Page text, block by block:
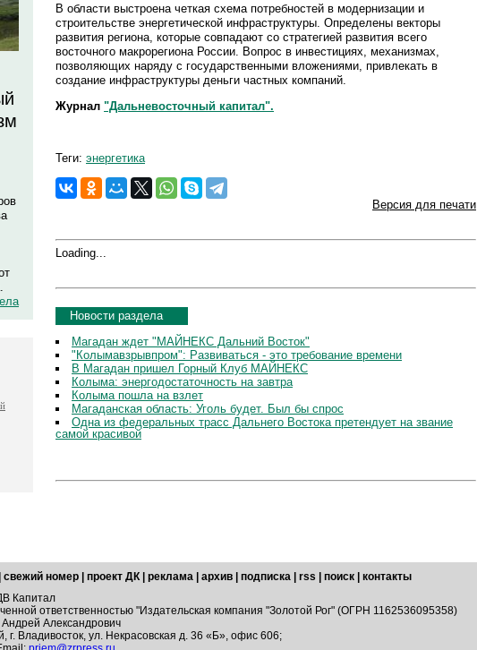
В области выстроена четкая схема потребностей в модернизации и
строительстве энергетической инфраструктуры. Определены векторы
развития региона, которые совпадают со стратегией развития всего
восточного макрорегиона России. Вопрос в инвестициях, механизмах,
позволяющих наряду с государственными вложениями, привлекать в
создание инфраструктуры деньги частных компаний.
Журнал "Дальневосточный капитал".
Теги: энергетика
Версия для печати
Loading...
Новости раздела
Магадан ждет "МАЙНЕКС Дальний Восток"
"Колымавзрывпром": Развиваться - это требование времени
В Магадан пришел Горный Клуб МАЙНЕКС
Колыма: энергодостаточность на завтра
Колыма пошла на взлет
Магаданская область: Уголь будет. Был бы спрос
Одна из федеральных трасс Дальнего Востока претендует на звание
самой красивой
свежий номер проект ДК реклама архив подписка rss поиск
контакты
Капитал
ответственностью "Издательская компания "Золотой Рог" (ОГРН 1162536095358)
Андрей Александрович
г. Владивосток, ул. Некрасовская д. 36 «Б», офис 606;